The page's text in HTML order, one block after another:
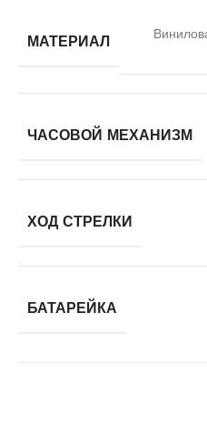
МАТЕРИАЛ
ЧАСОВОЙ МЕХАНИЗМ
ХОД СТРЕЛКИ
БАТАРЕЙКА